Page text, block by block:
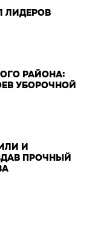
ЛИДЕРОВ
РАЙОНА:
УБОРОЧНОЙ
И
ПРОЧНЫЙ